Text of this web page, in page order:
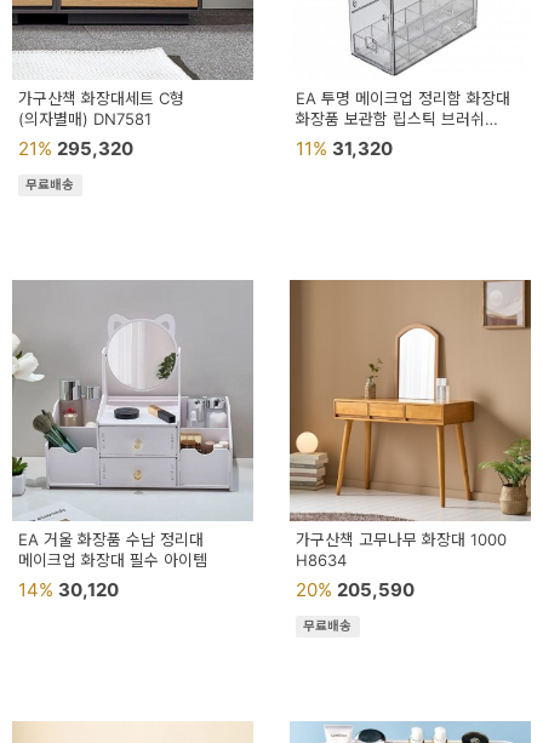
가구산책 화장대세트 C형
(의자별매) DN7581
21% 295,320
무료배송
EA 투명 메이크업 정리함 화장대
화장품 보관함 립스틱 브러쉬
정리대
11% 31,320
EA 거울 화장품 수납 정리대
메이크업 화장대 필수 아이템
14% 30,120
가구산책 고무나무 화장대 1000
H8634
20% 205,590
무료배송